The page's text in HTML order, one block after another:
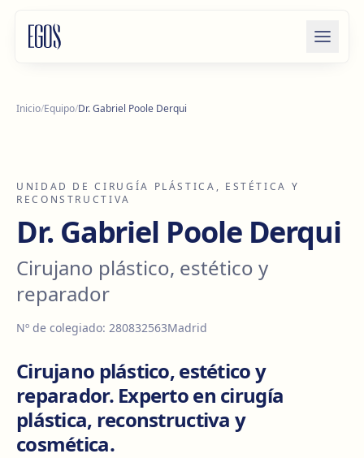
Inicio/Equipo/Dr. Gabriel Poole Derqui
UNIDAD DE CIRUGÍA PLÁSTICA, ESTÉTICA Y
RECONSTRUCTIVA
Dr. Gabriel Poole Derqui
Cirujano plástico, estético y
reparador
Nº de colegiado: 280832563Madrid
Cirujano plástico, estético y
reparador. Experto en cirugía
plástica, reconstructiva y
cosmética.